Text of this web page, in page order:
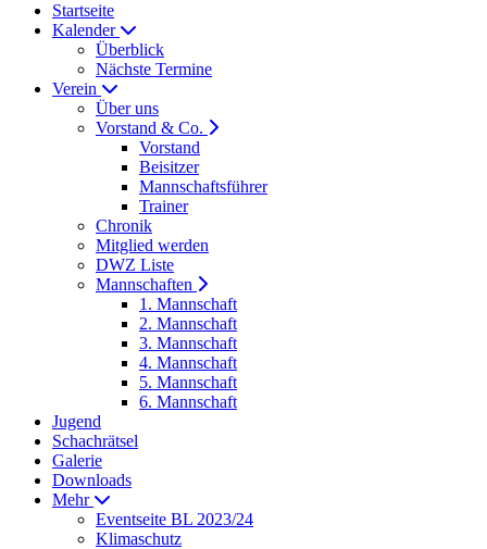
Startseite
Kalender
Überblick
Nächste Termine
Verein
Über uns
Vorstand & Co.
Vorstand
Beisitzer
Mannschaftsführer
Trainer
Chronik
Mitglied werden
DWZ Liste
Mannschaften
1. Mannschaft
2. Mannschaft
3. Mannschaft
4. Mannschaft
5. Mannschaft
6. Mannschaft
Jugend
Schachrätsel
Galerie
Downloads
Mehr
Eventseite BL 2023/24
Klimaschutz